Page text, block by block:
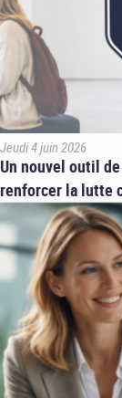
Jeudi 4 juin 2026
Un nouvel outil
renforcer la lutte